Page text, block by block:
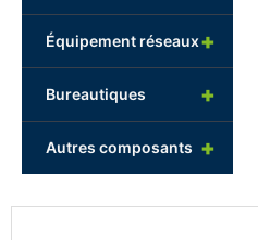
+
Équipement réseaux
+
Bureautiques
+
Autres composants